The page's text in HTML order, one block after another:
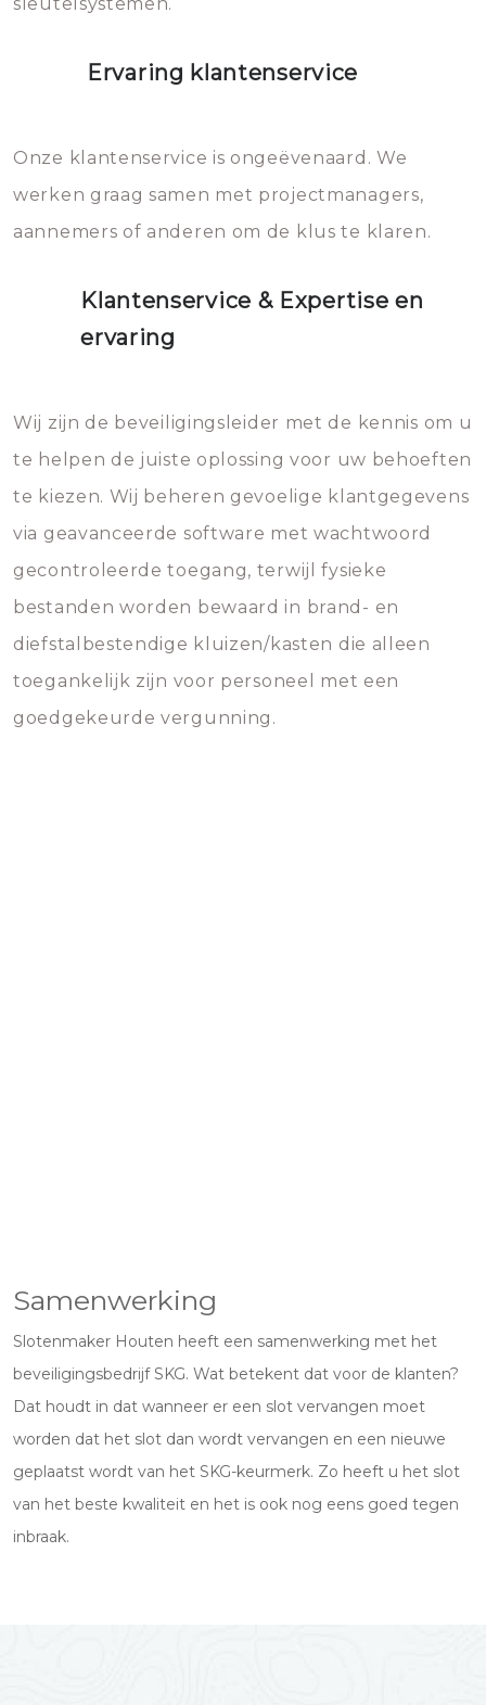
Ervaring klantenservice
Onze klantenservice is ongeëvenaard. We
werken graag samen met projectmanagers,
aannemers of anderen om de klus te klaren.
Klantenservice & Expertise en
ervaring
Wij zijn de beveiligingsleider met de kennis om u
te helpen de juiste oplossing voor uw behoeften
te kiezen. Wij beheren gevoelige klantgegevens
via geavanceerde software met wachtwoord
gecontroleerde toegang, terwijl fysieke
bestanden worden bewaard in brand- en
diefstalbestendige kluizen/kasten die alleen
toegankelijk zijn voor personeel met een
goedgekeurde vergunning.
Samenwerking
Slotenmaker Houten heeft een samenwerking met het
beveiligingsbedrijf SKG. Wat betekent dat voor de klanten?
Dat houdt in dat wanneer er een slot vervangen moet
worden dat het slot dan wordt vervangen en een nieuwe
geplaatst wordt van het SKG-keurmerk. Zo heeft u het slot
van het beste kwaliteit en het is ook nog eens goed tegen
inbraak.